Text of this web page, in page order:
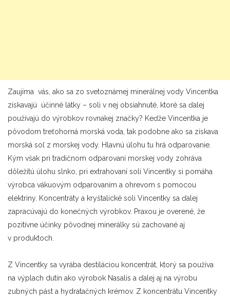
Zaujíma vás, ako sa zo svetoznámej minerálnej vody Vincentka
získavajú účinné látky – soli v nej obsiahnuté, ktoré sa ďalej
používajú do výrobkov rovnakej značky? Keďže Vincentka je
pôvodom treťohorná morská voda, tak podobne ako sa získava
morská soľ z morskej vody. Hlavnú úlohu tu hrá odparovanie.
Kým však pri tradičnom odparovaní morskej vody zohráva
dôležitú úlohu slnko, pri extrahovaní solí Vincentky si pomáha
výrobca vákuovým odparovaním a ohrevom s pomocou
elektriny. Koncentráty a kryštalické soli Vincentky sa ďalej
zapracúvajú do konečných výrobkov. Praxou je overené, že
pozitívne účinky pôvodnej minerálky sú zachované aj
v produktoch.
Z Vincentky sa vyrába destiláciou koncentrát, ktorý sa používa
na výplach dutín ako výrobok Nasalis a ďalej aj na výrobu
zubných pást a hydratačných krémov. Z koncentrátu Vincentky